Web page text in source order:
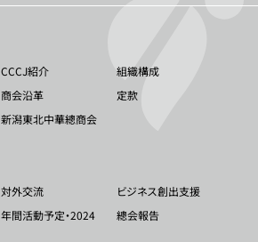
CCCJ紹介
組織構成
商会沿革
定款
新潟東北中華總商会
対外交流
ビジネス創出支援
年間活動予定・2024 總会報告